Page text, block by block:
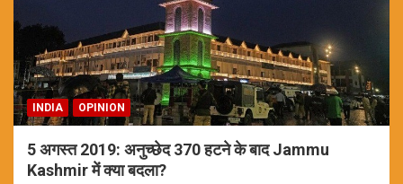
INDIA OPINION
5 अगस्त 2019: अनुच्छेद 370 हटने के बाद Jammu
Kashmir में क्या बदला?